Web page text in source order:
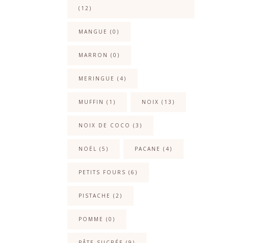
(12)
MANGUE (0)
MARRON (0)
MERINGUE (4)
MUFFIN (1) NOIX (13)
NOIX DE COCO (3)
NOËL (5) PACANE (4)
PETITS FOURS (6)
PISTACHE (2)
POMME (0)